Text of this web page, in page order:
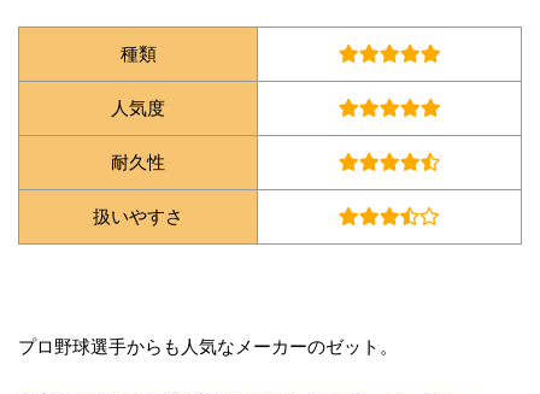
種類
人気度
耐久性
扱いやすさ
プロ野球選手からも人気なメーカーのゼット。